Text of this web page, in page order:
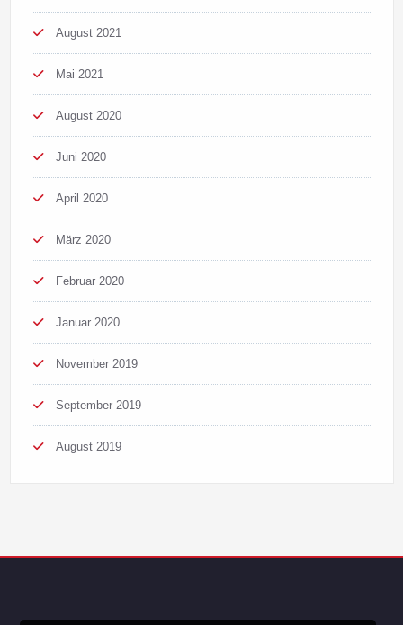
August 2021
Mai 2021
August 2020
Juni 2020
April 2020
März 2020
Februar 2020
Januar 2020
November 2019
September 2019
August 2019